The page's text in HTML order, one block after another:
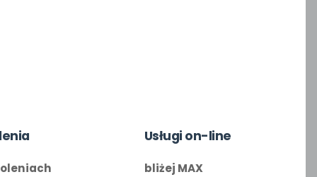
Usługi on-line
bliżej MAX